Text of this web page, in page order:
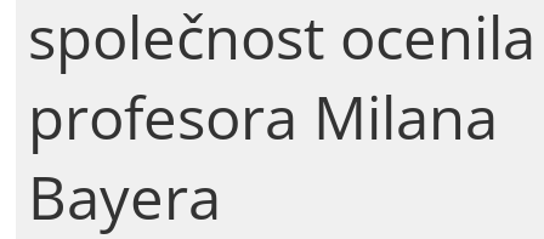
společnost ocenila
profesora Milana
Bayera